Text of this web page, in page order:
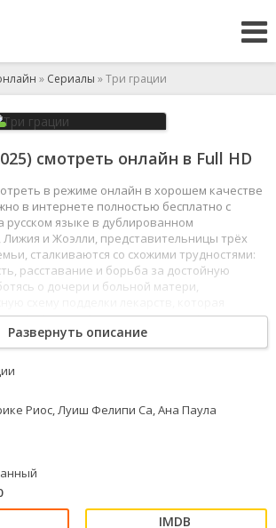
» Сериалы » Три грации
смотреть онлайн в Full HD
в режиме онлайн в хорошем качестве
в интернете полностью бесплатно с
русском языке в дублированном
и Жоэлли, представительницы трёх
сталкиваются со схожими трудностями:
расставание и борьба за достойную
о дочери и больной матери,
всей общины. Она вынуждена выбирать
справедливостью и защитой семьи.
Развернуть описание
Риос, Луиш Фелипи Са, Ана Паула